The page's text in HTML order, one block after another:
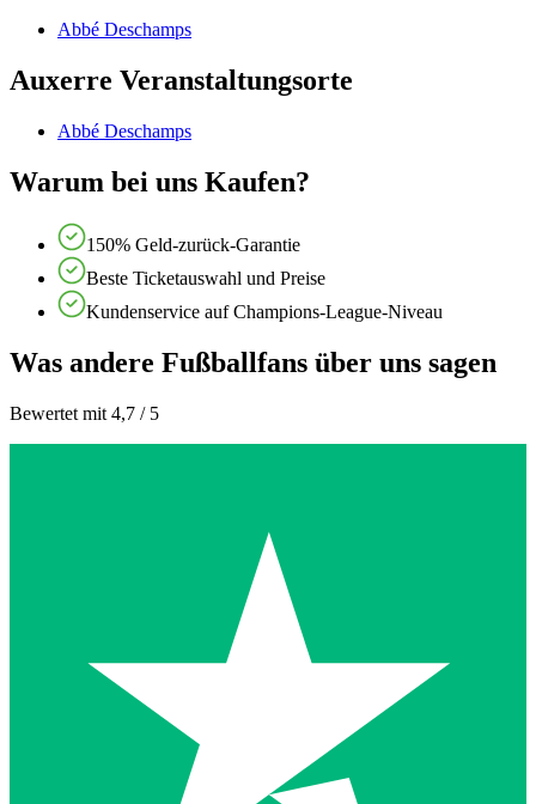
Abbé Deschamps
Auxerre Veranstaltungsorte
Abbé Deschamps
Warum bei uns Kaufen?
150% Geld-zurück-Garantie
Beste Ticketauswahl und Preise
Kundenservice auf Champions-League-Niveau
Was andere Fußballfans über uns sagen
Bewertet mit 4,7 / 5